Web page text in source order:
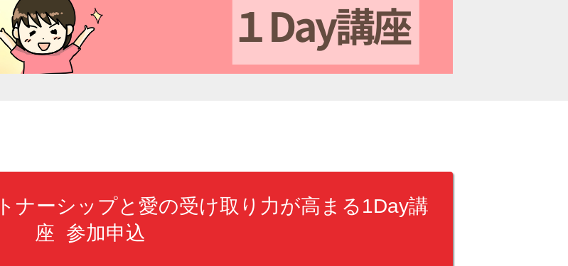
ナーシップと愛の受け取り力が高まる1Day講
座 参加申込